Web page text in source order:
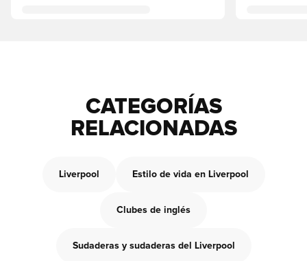
CATEGORÍAS
RELACIONADAS
Liverpool Estilo de vida en Liverpool
Clubes de inglés
Sudaderas y sudaderas del Liverpool